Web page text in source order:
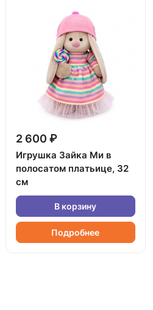
2 600 ₽
Игрушка Зайка Ми в
полосатом платьице, 32
см
В корзину
Подробнее